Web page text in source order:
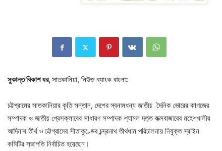
সুকান্ত বিকাশ ধর,সাতকানিয়া, নিউজ ব্যাংক বাংলা:
চট্টগ্রামের সাতকানিয়ার কৃতি সন্তান, দেশের স্বনামধন্য জাতীয় দৈনিক ভোরের কাগজের
সম্পাদক ও জাতীয় প্রেসক্লাবের সাধারণ সম্পাদক শ্যামল দত্ত কক্সবাজারের মহেশখালীর
আদিনাথ তীর্থ ও চট্টগ্রামের সীতাকুণ্ডের চন্দ্রনাথ তীর্থধাম পরিচালনায় নিযুক্ত স্রাইন
কমিটির সভাপতি নির্বাচিত হয়েছেন।